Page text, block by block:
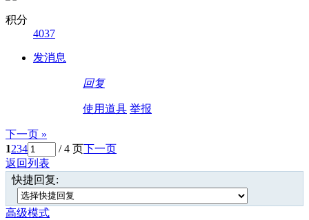
积分
4037
发消息
回复
使用道具 举报
下一页 »
1234 / 4 页下一页
返回列表
快捷回复:
高级模式